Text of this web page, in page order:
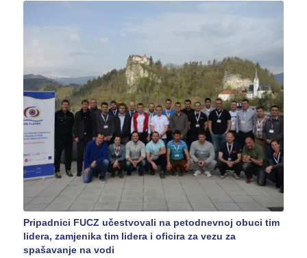
Pripadnici FUCZ učestvovali na petodnevnoj obuci tim
lidera, zamjenika tim lidera i oficira za vezu za
spašavanje na vodi